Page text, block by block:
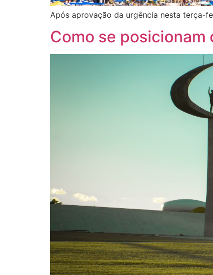
Após aprovação da urgência nesta terça-
Como se posicionam